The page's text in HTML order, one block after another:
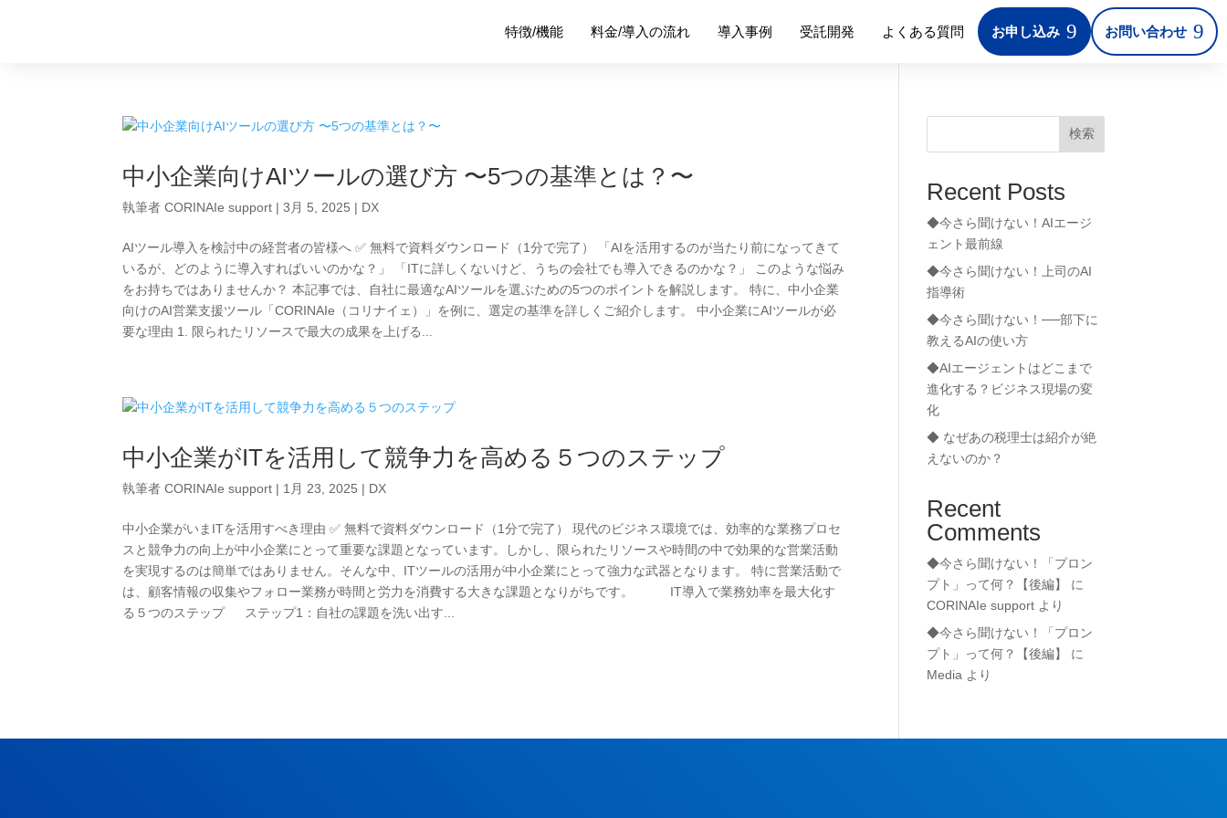
特徴/機能 料金/導入の流れ 導入事例 受託開発 よくある質問 9
お申し込み 9
お問い合わせ
中小企業向けAIツールの選び方 〜5つの基準とは？〜
執筆者CORINAIe support |3月 5, 2025 | DX
AIツール導入を検討中の経営者の皆様へ ✅ 無料で資料ダウンロード（1分で完了） 「AIを活用するのが当たり前になってきて
いるが、どのように導入すればいいのかな？」 「ITに詳しくないけど、うちの会社でも導入できるのかな？」 このような悩み
をお持ちではありませんか？ 本記事では、自社に最適なAIツールを選ぶための5つのポイントを解説します。 特に、中小企業
向けのAI営業支援ツール「CORINAIe（コリナイェ）」を例に、選定の基準を詳しくご紹介します。 中小企業にAIツールが必
要な理由 1. 限られたリソースで最大の成果を上げる...
中小企業がITを活用して競争力を高める５つのステップ
執筆者CORINAIe support | 1月 23, 2025 | DX
中小企業がいまITを活用すべき理由 ✅ 無料で資料ダウンロード（1分で完了） 現代のビジネス環境では、効率的な業務プロセ
スと競争力の向上が中小企業にとって重要な課題となっています。しかし、限られたリソースや時間の中で効果的な営業活動
を実現するのは簡単ではありません。そんな中、ITツールの活用が中小企業にとって強力な武器となります。 特に営業活動で
は、顧客情報の収集やフォロー業務が時間と労力を消費する大きな課題となりがちです。 IT導入で業務効率を最大化す
る５つのステップ ステップ1：自社の課題を洗い出す...
検索
Recent Posts
◆今さら聞けない！AIエージ
ェント最前線
◆今さら聞けない！上司のAI
指導術
◆今さら聞けない！──部下に
教えるAIの使い方
◆AIエージェントはどこまで
進化する？ビジネス現場の変
化
◆ なぜあの税理士は紹介が絶
えないのか？
Recent
Comments
◆今さら聞けない！「プロン
プト」って何？【後編】
に
CORINAIe support より
◆今さら聞けない！「プロン
プト」って何？【後編】
に
Media より